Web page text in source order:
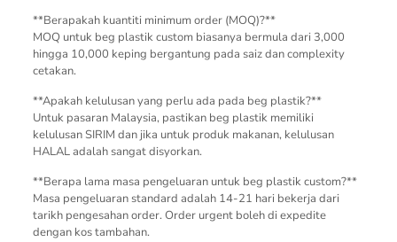
**Berapakah kuantiti minimum order (MOQ)?**
MOQ untuk beg plastik custom biasanya bermula dari 3,000
hingga 10,000 keping bergantung pada saiz dan complexity
cetakan.
**Apakah kelulusan yang perlu ada pada beg plastik?**
Untuk pasaran Malaysia, pastikan beg plastik memiliki
kelulusan SIRIM dan jika untuk produk makanan, kelulusan
HALAL adalah sangat disyorkan.
**Berapa lama masa pengeluaran untuk beg plastik custom?**
Masa pengeluaran standard adalah 14-21 hari bekerja dari
tarikh pengesahan order. Order urgent boleh di expedite
dengan kos tambahan.